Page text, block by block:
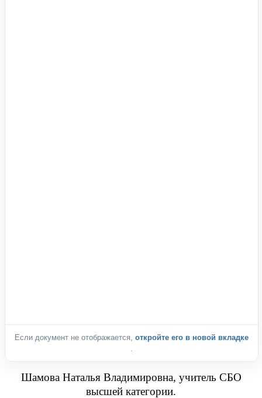
Если документ не отображается, откройте его в новой вкладке
Шамова Наталья Владимировна, учитель СБО
высшей категории.